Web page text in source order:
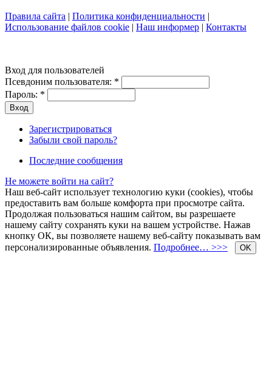
Правила сайта | Политика конфиденциальности |
Использование файлов cookie | Наш информер | Контакты
Вход для пользователей
Псевдоним пользователя: *
Пароль: *
Зарегистрироваться
Забыли свой пароль?
Последние сообщения
Не можете войти на сайт?
Наш веб-сайт использует технологию куки (cookies), чтобы
предоставить вам больше комфорта при просмотре сайта.
Продолжая пользоваться нашим сайтом, вы разрешаете
нашему сайту сохранять куки на вашем устройстве. Нажав
кнопку ОК, вы позволяете нашему веб-сайту показывать вам
персонализированные объявления. Подробнее… >>> OK